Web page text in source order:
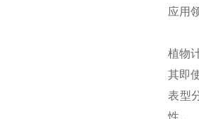
应用
植物
其即
表型
性。